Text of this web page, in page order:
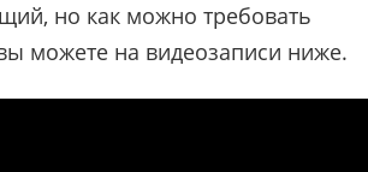
но как можно требовать
можете на видеозаписи ниже.